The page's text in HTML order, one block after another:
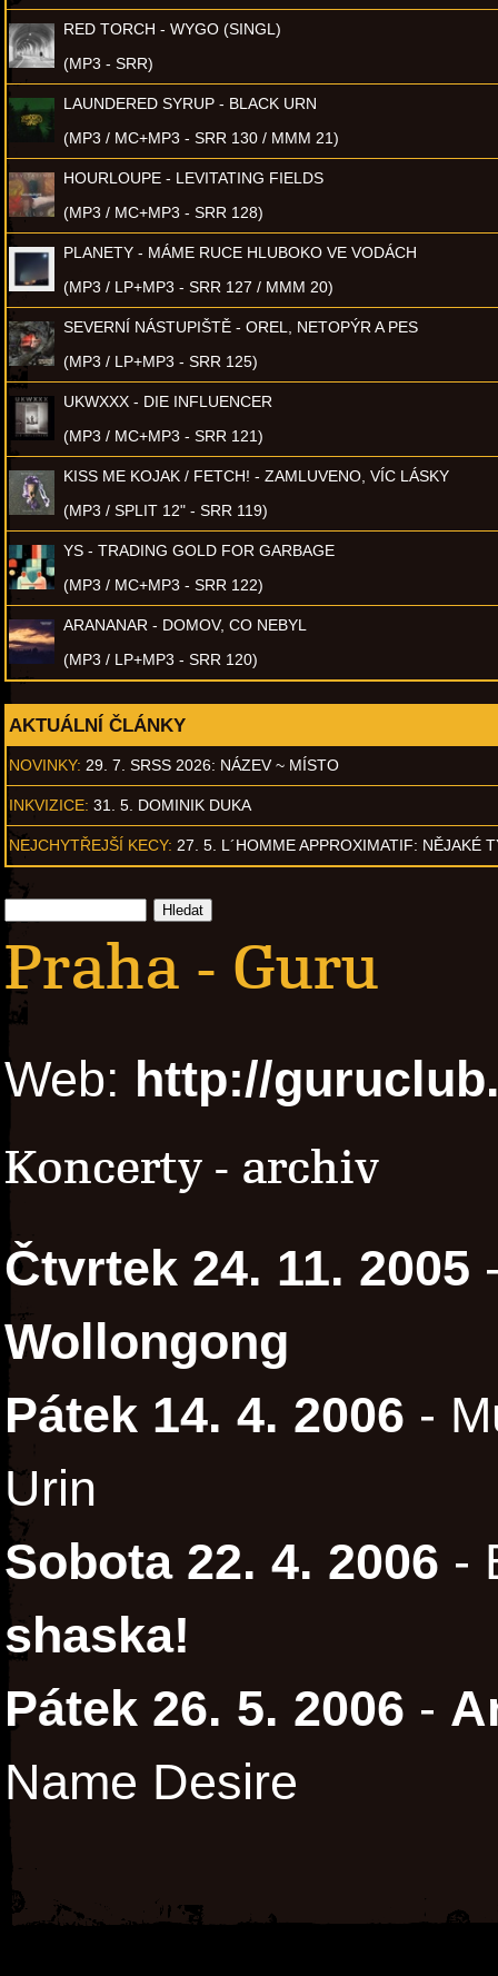
RED TORCH - WYGO (SINGL)
(MP3 - SRR)
LAUNDERED SYRUP - BLACK URN
(MP3 / MC+MP3 - SRR 130 / MMM 21)
HOURLOUPE - LEVITATING FIELDS
(MP3 / MC+MP3 - SRR 128)
PLANETY - MÁME RUCE HLUBOKO VE VODÁCH
(MP3 / LP+MP3 - SRR 127 / MMM 20)
SEVERNÍ NÁSTUPIŠTĚ - OREL, NETOPÝR A PES
(MP3 / LP+MP3 - SRR 125)
UKWXXX - DIE INFLUENCER
(MP3 / MC+MP3 - SRR 121)
KISS ME KOJAK / FETCH! - ZAMLUVENO, VÍC LÁSKY
(MP3 / SPLIT 12" - SRR 119)
YS - TRADING GOLD FOR GARBAGE
(MP3 / MC+MP3 - SRR 122)
ARANANAR - DOMOV, CO NEBYL
(MP3 / LP+MP3 - SRR 120)
AKTUÁLNÍ ČLÁNKY
NOVINKY: 29. 7. SRSS 2026: NÁZEV ~ MÍSTO
INKVIZICE: 31. 5. DOMINIK DUKA
NEJCHYTŘEJŠÍ KECY: 27. 5. L´HOMME APPROXIMATIF: NĚJAKÉ
Praha - Guru
Web: http://
Koncerty - archiv
Čtvrtek 24. 11. 2005
Wollongong
Pátek 14. 4. 2006 -
Urin
Sobota 22. 4. 2006 -
shaska!
Pátek 26. 5. 2006 -
Name Desire